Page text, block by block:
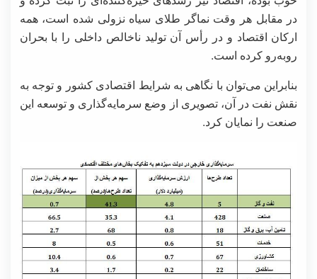
در مقابل هر وقت نماگر طلای سیاه نزولی شده است، همه
ارکان اقتصاد و در رأس آن تولید ناخالص داخلی را با بحران
روبه‌رو کرده است.
بنابراین می‌توان با نگاهی به شرایط اقتصادی کشور و توجه به
نقش نفت در آن، تصویری از وضع سرمایه‌گذاری و توسعه این
صنعت را نمایان کرد.